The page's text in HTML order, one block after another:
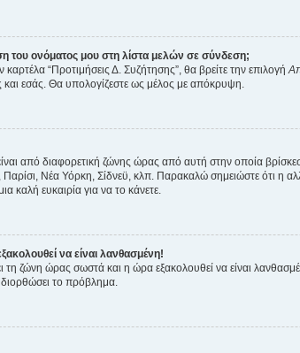
ονόματος μου στη λίστα μελών σε σύνδεση;
“Προτιμήσεις Δ. Συζήτησης”, θα βρείτε την επιλογή
και εσάς. Θα υπολογίζεστε ως μέλος με απόκρυψη.
από διαφορετική ζώνης ώρας από αυτή στην οποία
Παρίσι, Νέα Υόρκη, Σίδνεϋ, κλπ. Παρακαλώ σημειώστε ότι
καλή ευκαιρία για να το κάνετε.
να είναι λανθασμένη!
τη ζώνη ώρας σωστά και η ώρα εξακολουθεί να είναι
διορθώσει το πρόβλημα.